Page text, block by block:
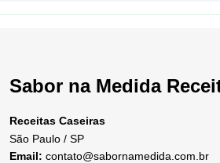
Sabor na Medida
Receitas Caseiras
São Paulo / SP
Email: contato@sabornamedida.com.br